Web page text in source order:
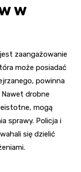
w
zaangażowanie
może posiadać
powinna
drobne
mogą
sprawy. Policja i
się dzielić